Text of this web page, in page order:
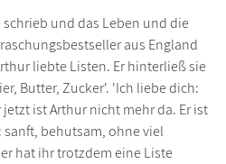
und das Leben und die
aus England
liebte Listen. Er hinterließ sie
Butter, Zucker'. 'Ich liebe dich:
ist Arthur nicht mehr da. Er ist
behutsam, ohne viel
hat ihr trotzdem eine Liste